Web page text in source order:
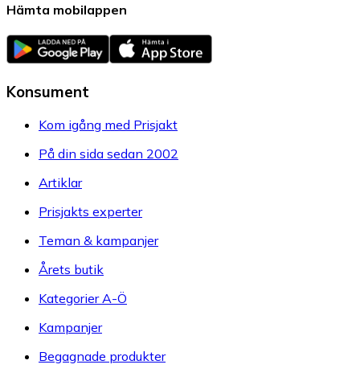
Hämta mobilappen
Konsument
Kom igång med Prisjakt
På din sida sedan 2002
Artiklar
Prisjakts experter
Teman & kampanjer
Årets butik
Kategorier A-Ö
Kampanjer
Begagnade produkter